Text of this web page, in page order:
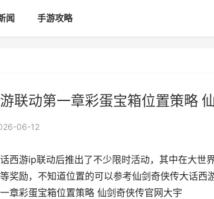
闻 手游攻略
联动第一章彩蛋宝箱位置策略
06-12
西游ip联动后推出了不少限时活动，其中在大世
奖励，不知道位置的可以参考仙剑奇侠传大话西
章彩蛋宝箱位置策略 仙剑奇侠传官网大宇